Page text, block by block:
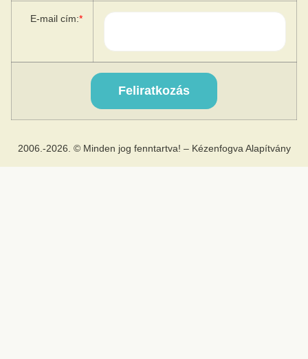
E-mail cím:*
2006.-2026. © Minden jog fenntartva! – Kézenfogva Alapítvány